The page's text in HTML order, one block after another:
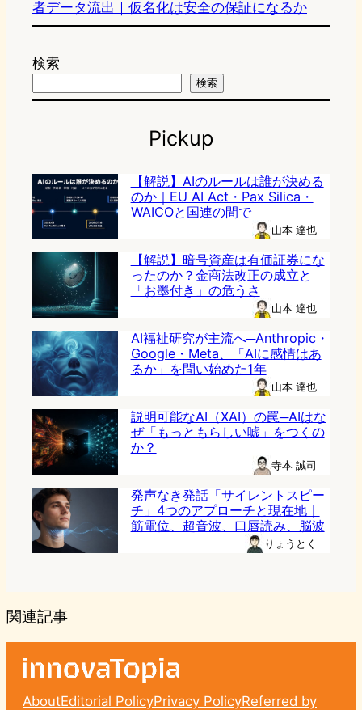
者データ流出｜仮名化は安全の保証になるか
検索
検索
Pickup
【解説】AIのルールは誰が決める
のか｜EU AI Act・Pax Silica・
WAICOと国連の間で
山本 達也
【解説】暗号資産は有価証券にな
ったのか？金商法改正の成立と
「お墨付き」の危うさ
山本 達也
AI福祉研究が主流へ─Anthropic・
Google・Meta、「AIに感情はあ
るか」を問い始めた1年
山本 達也
説明可能なAI（XAI）の罠─AIはな
ぜ「もっともらしい嘘」をつくの
か？
寺本 誠司
発声なき発話「サイレントスピー
チ」4つのアプローチと現在地｜
筋電位、超音波、口唇読み、脳波
りょうとく
関連記事
AboutEditorial PolicyPrivacy PolicyReferred by